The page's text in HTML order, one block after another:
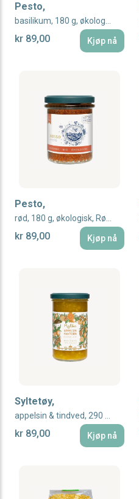
Pesto,
kr 89,00 Kjøp nå
Pesto,
kr 89,00 Kjøp nå
Syltetøy,
kr 89,00 Kjøp nå